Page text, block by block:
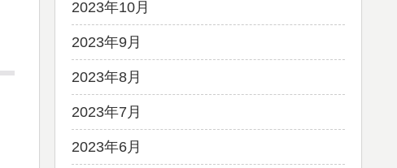
2023年10月
2023年9月
2023年8月
2023年7月
2023年6月